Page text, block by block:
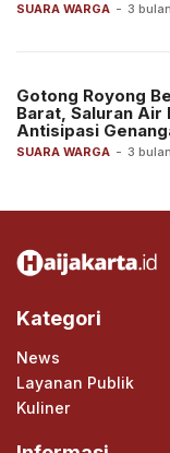
SUARA WARGA - 3
SUARA WARGA - 3
Gotong Royong
Barat, Saluran Air
Antisipasi
Kategori
News
Layanan Publik
Kuliner